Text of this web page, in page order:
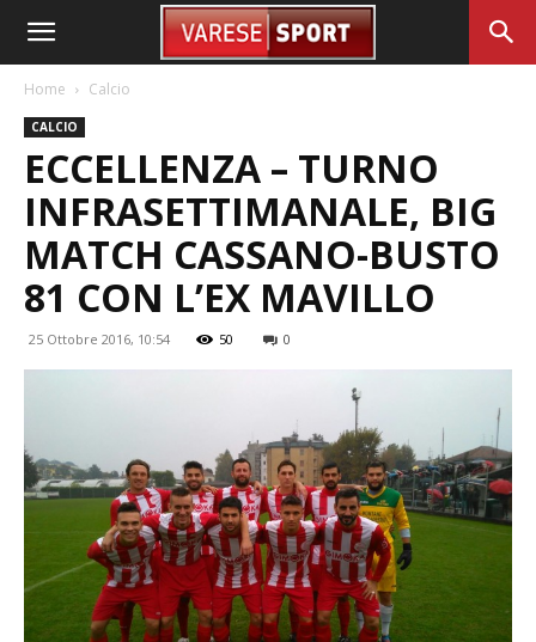
Home Calcio
CALCIO
ECCELLENZA – TURNO
INFRASETTIMANALE, BIG
MATCH CASSANO-BUSTO
81 CON L’EX MAVILLO
25 Ottobre 2016, 10:54 50 0